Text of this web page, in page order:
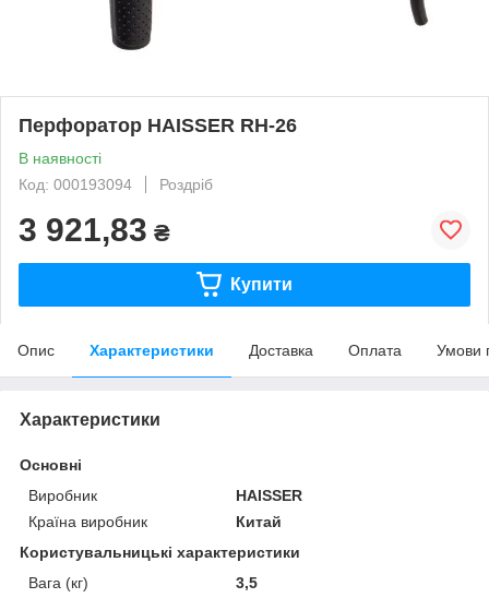
Перфоратор HAISSER RH-26
В наявності
Код: 000193094
Роздріб
3 921,83 ₴
Купити
Опис Характеристики Доставка Оплата Умови
Характеристики
Основні
Виробник
HAISSER
Країна виробник
Китай
Користувальницькі характеристики
Вага (кг)
3,5